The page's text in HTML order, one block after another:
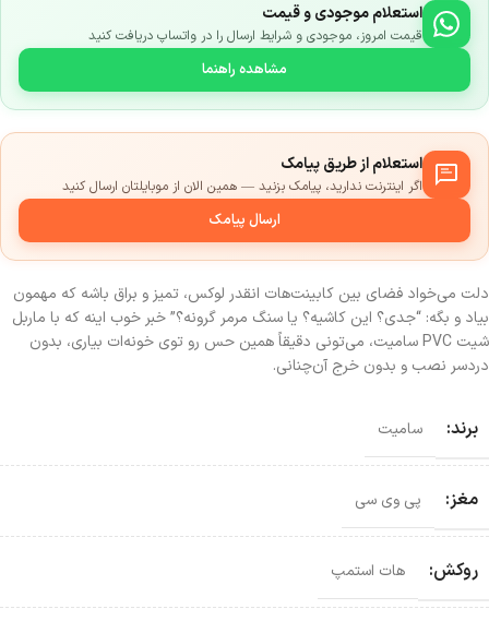
استعلام موجودی و قیمت
قیمت امروز، موجودی و شرایط ارسال را در واتساپ دریافت کنید
مشاهده راهنما
استعلام از طریق پیامک
اگر اینترنت ندارید، پیامک بزنید — همین الان از موبایلتان ارسال کنید
ارسال پیامک
دلت می‌خواد فضای بین کابینت‌هات انقدر لوکس، تمیز و براق باشه که مهمون
بیاد و بگه: “جدی؟ این کاشیه؟ یا سنگ مرمر گرونه؟” خبر خوب اینه که با ماربل
شیت PVC سامیت، می‌تونی دقیقاً همین حس رو توی خونه‌ات بیاری، بدون
دردسر نصب و بدون خرج آن‌چنانی.
برند: سامیت
مغز: پی وی سی
روکش: هات استمپ